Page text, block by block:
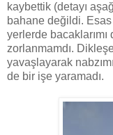
kaybettik (detayı
bahane değildi.
yerlerde
zorlanmamdı.
yavaşlayarak
de bir işe yaramadı.